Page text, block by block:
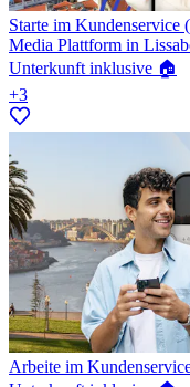
Starte im Kundenservice
Media Plattform in
Unterkunft inklusive 🏠
+3
Arbeite im